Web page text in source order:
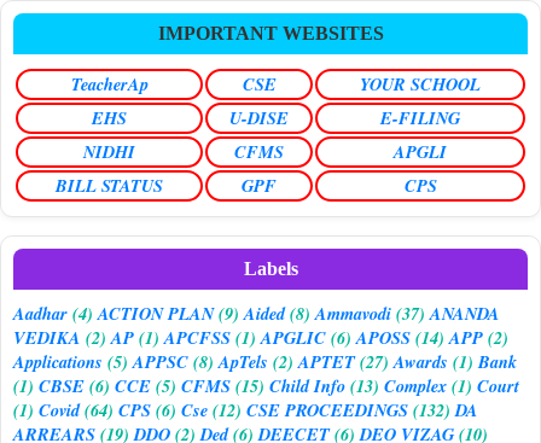
IMPORTANT WEBSITES
TeacherAp CSE
YOUR SCHOOL
EHS
U-DISE
E-FILING
NIDHI
CFMS
APGLI
BILL STATUS
GPF CPS
Labels
Aadhar(4) ACTION PLAN(9) Aided(8) Ammavodi(37) ANANDA
VEDIKA (2) AP(1) APCFSS(1) APGLIC(6) APOSS(14) APP(2)
Applications (5) APPSC(8) ApTels (2) APTET(27) Awards (1) Bank
(1) CBSE(6) CCE(5) CFMS(15) Child Info(13) Complex(1) Court
(1) Covid(64) CPS(6) Cse(12) CSE PROCEEDINGS(132) DA
ARREARS(19) DDO(2) Ded(6) DEECET(6) DEO VIZAG(10)